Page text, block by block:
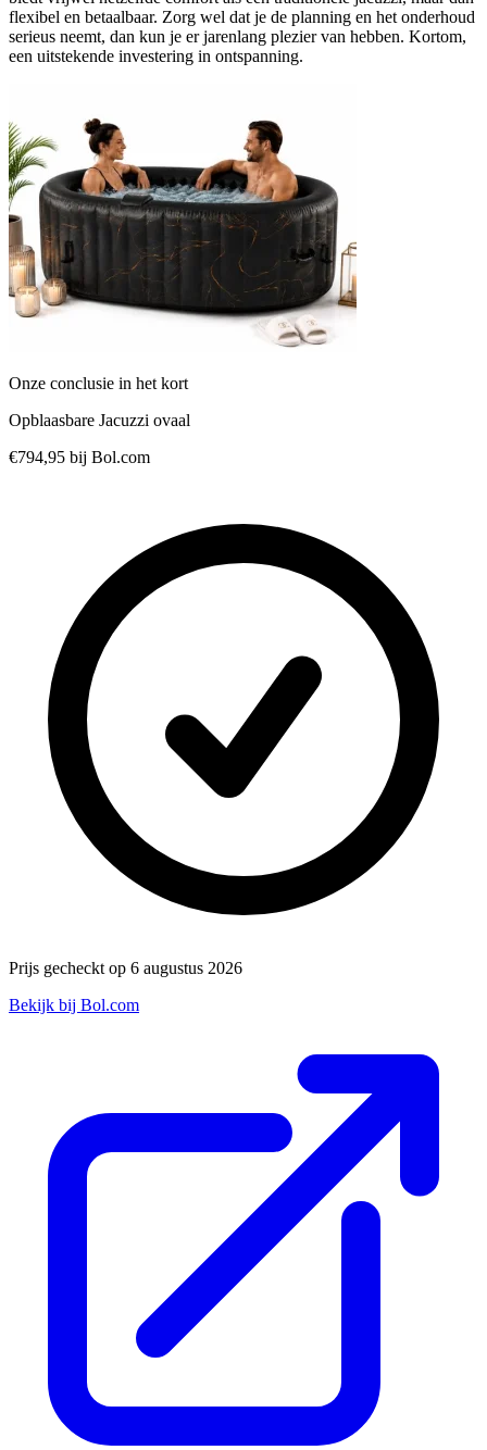
flexibel en betaalbaar. Zorg wel dat je de planning en het onderhoud
serieus neemt, dan kun je er jarenlang plezier van hebben. Kortom,
een uitstekende investering in ontspanning.
Onze conclusie in het kort
Opblaasbare Jacuzzi ovaal
€794,95 bij Bol.com
Prijs gecheckt op 6 augustus 2026
Bekijk bij Bol.com